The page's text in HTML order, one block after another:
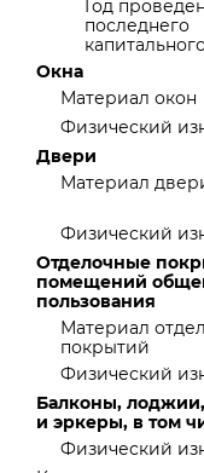
Год
последнего
Окна
Материал окон
Физический
Двери
Материал
Физический
Отделочные
помещений
пользования
Материал
покрытий
Физический
Балконы,
и эркеры, в том
Физический